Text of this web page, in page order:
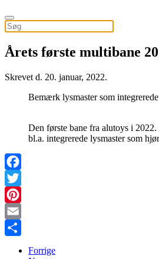
Årets første multibane
Skrevet d. 20. januar, 2022.
Bemærk lysmaster som
Den første bane fra alutoys i 2022.
bl.a. integrerede lysmaster som
Facebook
Twitter
Pinterest
Email
Forrige